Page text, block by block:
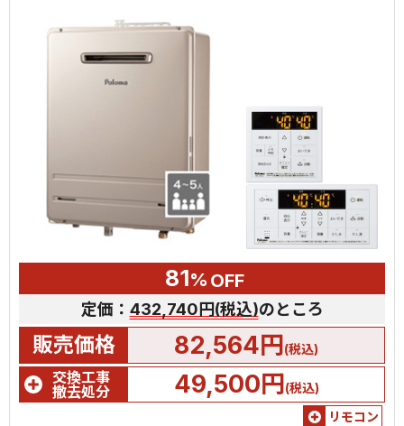
81% OFF
定価： 432,740円(税込)のところ
販売価格 82,564円(税込)
交換工事
撤去処分
49,500円(税込)
リモコン